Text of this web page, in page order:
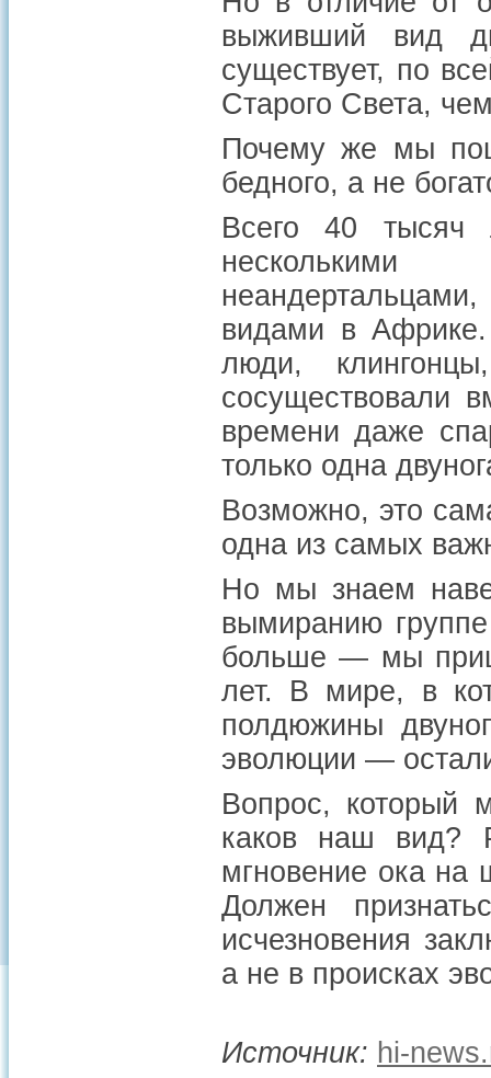
выживший вид
существует, по
Старого Света,
Почему же мы
бедного, а не
Всего 40
несколькими
видами в
люди,
сосуществовали
времени даже
только одна
Возможно, это
одна из самых
Но мы знаем
вымиранию
больше — мы
лет. В мире, в
полдюжины
эволюции —
Вопрос, который
каков наш вид?
мгновение ока на
Должен
исчезновения
а не в происках
Источник: hi-